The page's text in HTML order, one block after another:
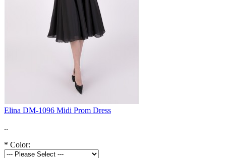
Elina DM-1096 Midi Prom Dress
..
* Color: